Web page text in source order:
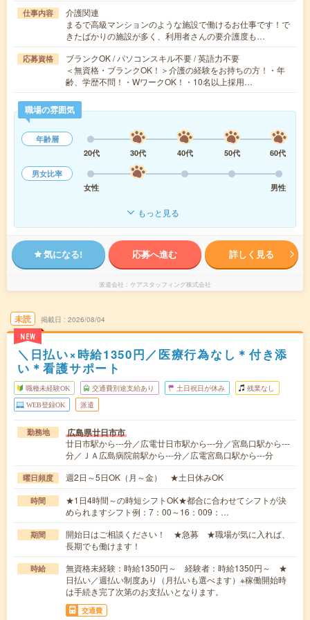
仕事内容
介護関連
まるで高級マンションのような施設で働けるお仕事です！で
きたばかりの施設が多く、利用者さんの要介護度も…
応募資格
ブランクOK / パソコンスキル不要 / 英語力不要
＜無資格・ブランクOK！＞介護の経験をお持ちの方！・年
齢、学歴不問！・WワークOK！・10名以上採用…
職場の雰囲気
年齢層
20代
30代 40代 50代
60代
男女比率
女性
男性
もっと見る
気になる! 応募へ進む 詳しく見る
派遣会社 ケアスタッフィング株式会社
未読
NEW
掲載日 2026/08/04
＼日払い×時給1350円／医療行為なし＊付き添
い＊看護サポート
職種未経験OK 交通費別途支給あり 土日祝日が休み 残業なし
WEB登録OK 派遣
勤務地 広島県廿日市市
廿日市駅から---分／広電廿日市駅から---分／宮島口駅から---
分／ＪＡ広島病院前駅から---分／広電宮島口駅から---分
曜日頻度 週2日～5日OK（月～金） ★土日休みOK
時間
★1日4時間～の時短シフトOK★都合に合わせてシフトが決
められますシフト例：7：00～16：009：…
期間
開始日はご相談ください！ ★急募 ★職場が気に入れば、
長期でも働けます！
時給
無資格未経験：時給1350円～ 経験者：時給1350円～ ★
日払い／週払い制度あり（月払いも選べます）※稼働開始時
は手続き完了次第のお支払いとなります。
交通費